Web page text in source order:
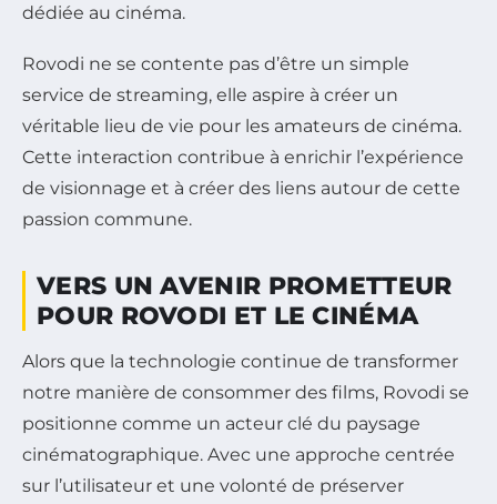
dédiée au cinéma.
Rovodi ne se contente pas d’être un simple
service de streaming, elle aspire à créer un
véritable lieu de vie pour les amateurs de cinéma.
Cette interaction contribue à enrichir l’expérience
de visionnage et à créer des liens autour de cette
passion commune.
VERS UN AVENIR PROMETTEUR
POUR ROVODI ET LE CINÉMA
Alors que la technologie continue de transformer
notre manière de consommer des films, Rovodi se
positionne comme un acteur clé du paysage
cinématographique. Avec une approche centrée
sur l’utilisateur et une volonté de préserver